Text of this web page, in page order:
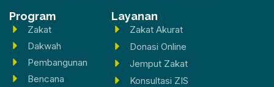
Program
Zakat
Dakwah
Pembangunan
Bencana
Layanan
Zakat Akurat
Donasi Online
Jemput Zakat
Konsultasi ZIS